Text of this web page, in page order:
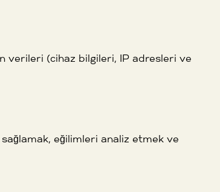
verileri (cihaz bilgileri, IP adresleri ve
eğilimleri analiz etmek ve